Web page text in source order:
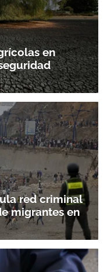
en
red criminal
migrantes en